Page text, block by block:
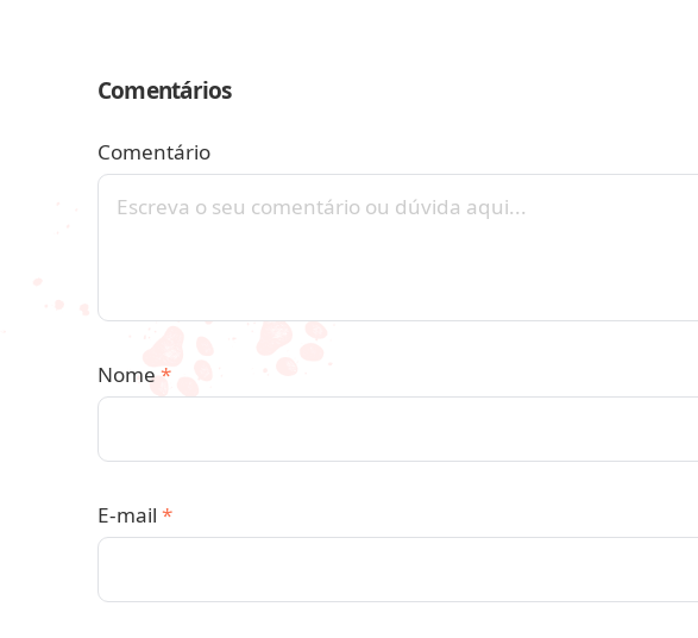
Comentários
Comentário
Nome *
E-mail *